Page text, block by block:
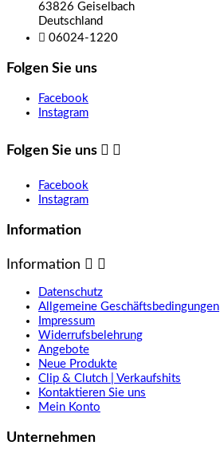
63826 Geiselbach
Deutschland
 06024-1220
Folgen Sie uns
Facebook
Instagram
Folgen Sie uns  
Facebook
Instagram
Information
Information  
Datenschutz
Allgemeine Geschäftsbedingungen
Impressum
Widerrufsbelehrung
Angebote
Neue Produkte
Clip & Clutch | Verkaufshits
Kontaktieren Sie uns
Mein Konto
Unternehmen